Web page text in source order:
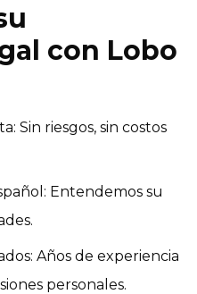
con Lobo
Sin riesgos, sin costos
Entendemos su
Años de experiencia
personales.